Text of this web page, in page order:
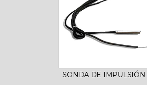
SONDA DE IMPULSIÓN